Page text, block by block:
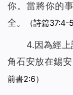
你。當將你的
全。
（詩篇37:4-5
4.因為經
角石安放在錫
前書2:6）